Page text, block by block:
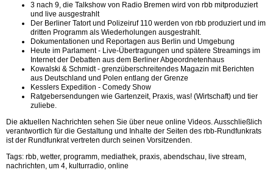
3 nach 9, die Talkshow von Radio Bremen wird von rbb mitproduziert
und live ausgestrahlt
Der Berliner Tatort und Polizeiruf 110 werden von rbb produziert und im
dritten Programm als Wiederholungen ausgestrahlt.
Dokumentationen und Reportagen aus Berlin und Umgebung
Heute im Parlament - Live-Übertragungen und spätere Streamings im
Internet der Debatten aus dem Berliner Abgeordnetenhaus
Kowalski & Schmidt - grenzüberschreitendes Magazin mit Berichten
aus Deutschland und Polen entlang der Grenze
Kesslers Expedition - Comedy Show
Ratgebersendungen wie Gartenzeit, Praxis, was! (Wirtschaft) und tier
zuliebe.
Die aktuellen Nachrichten sehen Sie über neue online Videos. Ausschließlich
verantwortlich für die Gestaltung und Inhalte der Seiten des rbb-Rundfunkrats
ist der Rundfunkrat vertreten durch seinen Vorsitzenden.
Tags: rbb, wetter, programm, mediathek, praxis, abendschau, live stream,
nachrichten, um 4, kulturradio, online